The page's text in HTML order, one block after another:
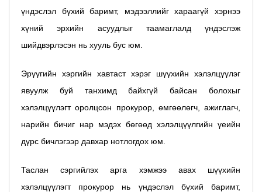
үндэслэл бүхий баримт, мэдээллийг хараагүй хэрнээ
хүний эрхийн асуудлыг таамаглалд үндэслэж
шийдвэрлэсэн нь хууль бус юм.
Эрүүгийн хэргийн хавтаст хэрэг шүүхийн хэлэлцүүлэг
явуулж буй танхимд байхгүй байсан болохыг
хэлэлцүүлэгт оролцсон прокурор, өмгөөлөгч, ажиглагч,
нарийн бичиг нар мэдэх бөгөөд хэлэлцүүлгийн үеийн
дүрс бичлэгээр давхар нотлогдох юм.
Таслан сэргийлэх арга хэмжээ авах шүүхийн
хэлэлцүүлэгт прокурор нь үндэслэл бүхий баримт,